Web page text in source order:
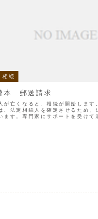
相続
本 郵送請求
が亡くなると、相続が開始します
、法定相続人を確定させるため、
ます。専門家にサポートを受けて